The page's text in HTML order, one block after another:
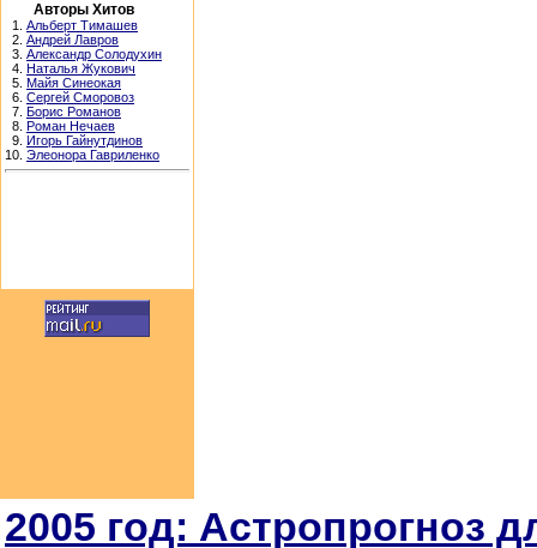
Авторы Хитов
1. Альберт Тимашев
2. Андрей Лавров
3. Александр Солодухин
4. Наталья Жукович
5. Майя Синеокая
6. Сергей Сморовоз
7. Борис Романов
8. Роман Нечаев
9. Игорь Гайнутдинов
10. Элеонора Гавриленко
2005 год: Астропрогноз